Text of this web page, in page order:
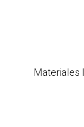
Materiales